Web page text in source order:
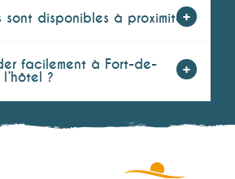
sont disponibles à proximité ?
facilement à Fort-de-
?